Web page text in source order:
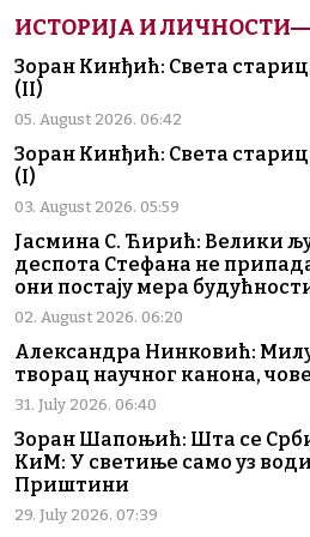
ИСТОРИЈА И ЛИЧНОСТИ
Зоран Кинђић: Света
(II)
05. August 2026. 06:42
Зоран Кинђић: Света
(I)
03. August 2026. 05:59
Јасмина С. Ћирић: Велики
деспота Стефана не
они постају мера
02. August 2026. 06:20
Александра Нинковић:
творац научног канона,
31. July 2026. 06:40
Зоран Шапоњић: Шта се
КиМ: У светиње само уз
Приштини
29. July 2026. 07:39